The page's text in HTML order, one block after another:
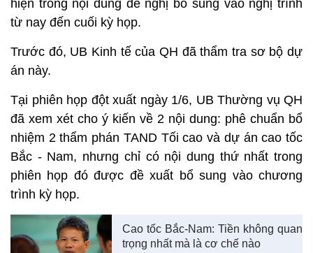
hiện trong nội dung đề nghị bổ sung vào nghị trình
từ nay đến cuối kỳ họp.
Trước đó, UB Kinh tế của QH đã thẩm tra sơ bộ dự
án này.
Tại phiên họp đột xuất ngày 1/6, UB Thường vụ QH
đã xem xét cho ý kiến về 2 nội dung: phê chuẩn bổ
nhiệm 2 thẩm phán TAND Tối cao và dự án cao tốc
Bắc - Nam, nhưng chỉ có nội dung thứ nhất trong
phiên họp đó được đề xuất bổ sung vào chương
trình kỳ họp.
Cao tốc Bắc-Nam: Tiền không quan
trọng nhất mà là cơ chế nào